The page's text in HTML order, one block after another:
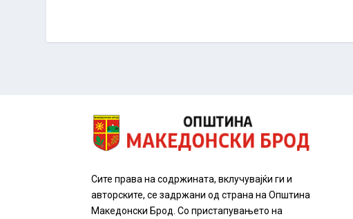
Сите права на содржината, вклучувајќи ги и
авторските, се задржани од страна на Општина
Македонски Брод. Со пристапувањето на